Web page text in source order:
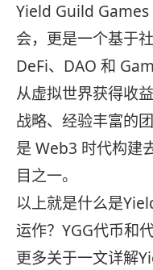
Yield Guild Games
会，更是一个基于
DeFi、DAO 和
从虚拟世界获得收
战略、经验丰富的
是 Web3 时代构建
目之一。
以上就是什么是
运作？YGG代币和
更多关于一文详解